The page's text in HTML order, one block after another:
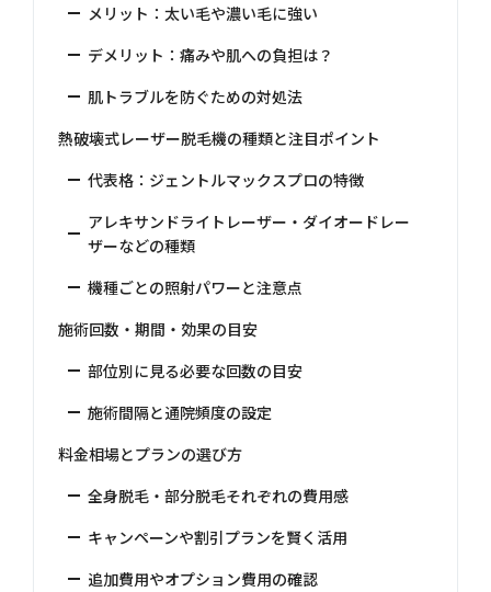
メリット：太い毛や濃い毛に強い
デメリット：痛みや肌への負担は？
肌トラブルを防ぐための対処法
熱破壊式レーザー脱毛機の種類と注目ポイント
代表格：ジェントルマックスプロの特徴
アレキサンドライトレーザー・ダイオードレー
ザーなどの種類
機種ごとの照射パワーと注意点
施術回数・期間・効果の目安
部位別に見る必要な回数の目安
施術間隔と通院頻度の設定
料金相場とプランの選び方
全身脱毛・部分脱毛それぞれの費用感
キャンペーンや割引プランを賢く活用
追加費用やオプション費用の確認